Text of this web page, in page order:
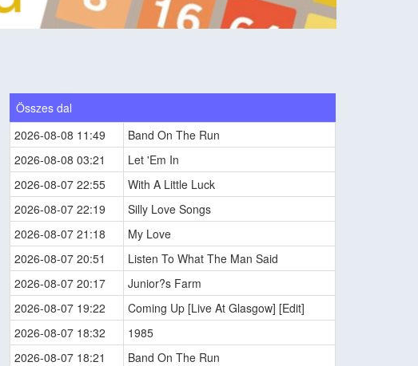
Összes dal
2026-08-08 11:49
Band On The Run
2026-08-08 03:21
Let 'Em In
2026-08-07 22:55
With A Little Luck
2026-08-07 22:19
Silly Love Songs
2026-08-07 21:18
My Love
2026-08-07 20:51
Listen To What The Man Said
2026-08-07 20:17
Junior?s Farm
2026-08-07 19:22
Coming Up [Live At Glasgow] [Edit]
2026-08-07 18:32
1985
2026-08-07 18:21
Band On The Run